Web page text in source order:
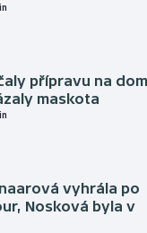
přípravu na
maskota
vyhrála po
Nosková byla v